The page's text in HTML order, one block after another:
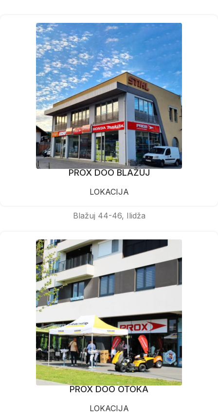
PROX DOO BLAŽUJ
LOKACIJA
Blažuj 44-46, Ilidža
PROX DOO OTOKA
LOKACIJA